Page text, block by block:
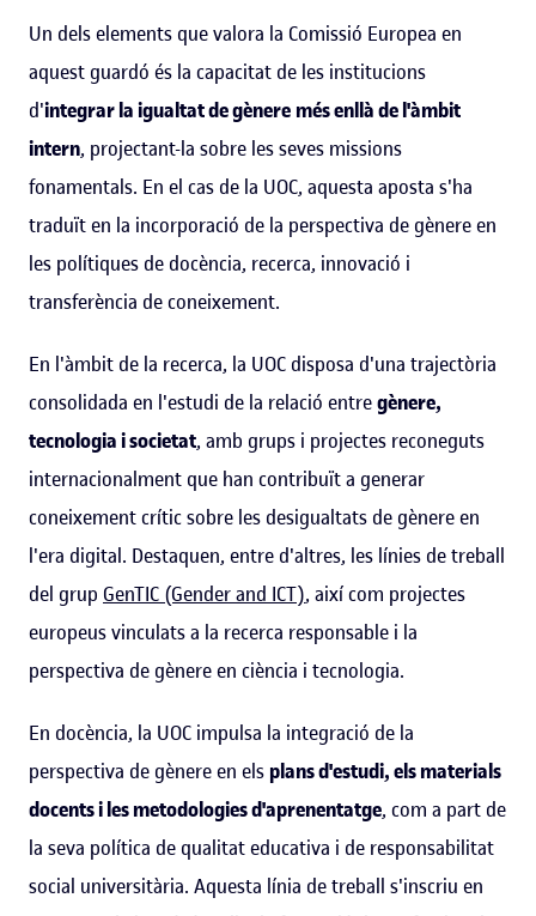
Un dels elements que valora la Comissió Europea en
aquest guardó és la capacitat de les institucions
d'integrar la igualtat de gènere més enllà de l'àmbit
intern, projectant-la sobre les seves missions
fonamentals. En el cas de la UOC, aquesta aposta s'ha
traduït en la incorporació de la perspectiva de gènere en
les polítiques de docència, recerca, innovació i
transferència de coneixement.
En l'àmbit de la recerca, la UOC disposa d'una trajectòria
consolidada en l'estudi de la relació entregènere,
tecnologia i societat, amb grups i projectes reconeguts
internacionalment que han contribuït a generar
coneixement crític sobre les desigualtats de gènere en
l'era digital. Destaquen, entre d'altres, les línies de treball
del grup GenTIC (Gender and ICT), així com projectes
europeus vinculats a la recerca responsable i la
perspectiva de gènere en ciència i tecnologia.
En docència, la UOC impulsa la integració de la
perspectiva de gènere en els plans d'estudi, els materials
docents i les metodologies d'aprenentatge, com a part de
la seva política de qualitat educativa i de responsabilitat
social universitària. Aquesta línia de treball s'inscriu en